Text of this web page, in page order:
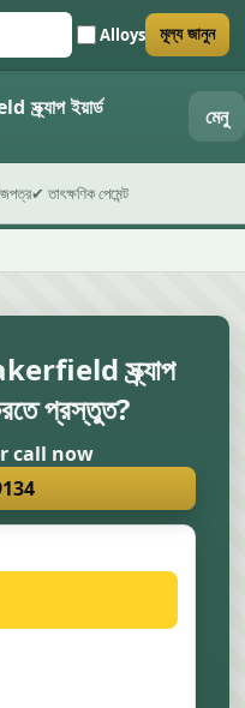
Alloys মূল্য জানুন
ইয়ার্ড মেনু
✔ তাৎক্ষণিক পেমেন্ট
স্ক্র্যাপ
প্রস্তুত?
call now